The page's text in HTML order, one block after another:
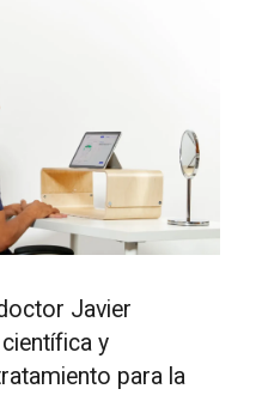
Javier
y
para la